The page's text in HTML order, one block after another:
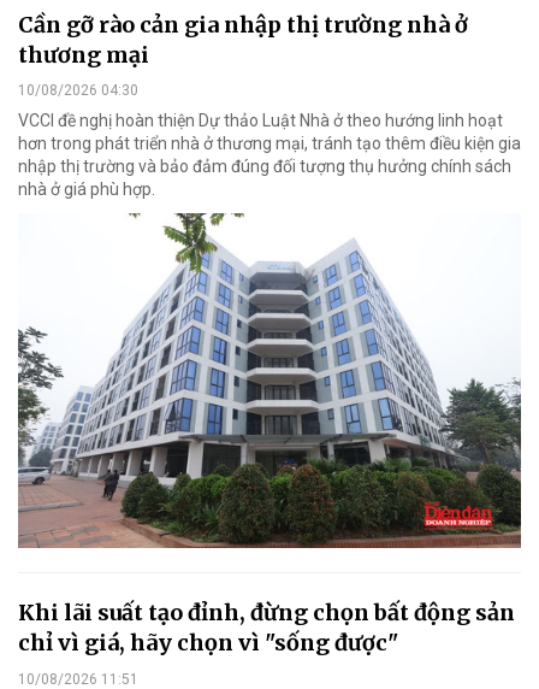
Cần gỡ rào cản gia nhập thị trường nhà ở
thương mại
10/08/2026 04:30
VCCI đề nghị hoàn thiện Dự thảo Luật Nhà ở theo hướng linh hoạt
hơn trong phát triển nhà ở thương mại, tránh tạo thêm điều kiện gia
nhập thị trường và bảo đảm đúng đối tượng thụ hưởng chính sách
nhà ở giá phù hợp.
Khi lãi suất tạo đỉnh, đừng chọn bất động sản
chỉ vì giá, hãy chọn vì "sống được"
10/08/2026 11:51